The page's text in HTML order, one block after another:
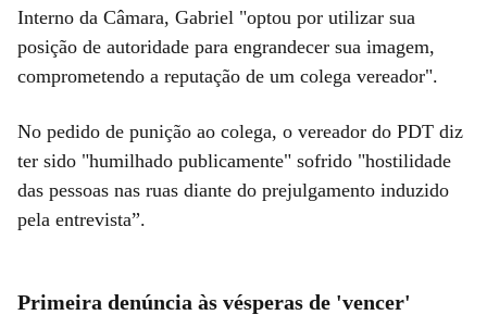
Interno da Câmara, Gabriel "optou por utilizar sua
posição de autoridade para engrandecer sua imagem,
comprometendo a reputação de um colega vereador".
No pedido de punição ao colega, o vereador do PDT diz
ter sido "humilhado publicamente" sofrido "hostilidade
das pessoas nas ruas diante do prejulgamento induzido
pela entrevista”.
Primeira denúncia às vésperas de 'vencer'